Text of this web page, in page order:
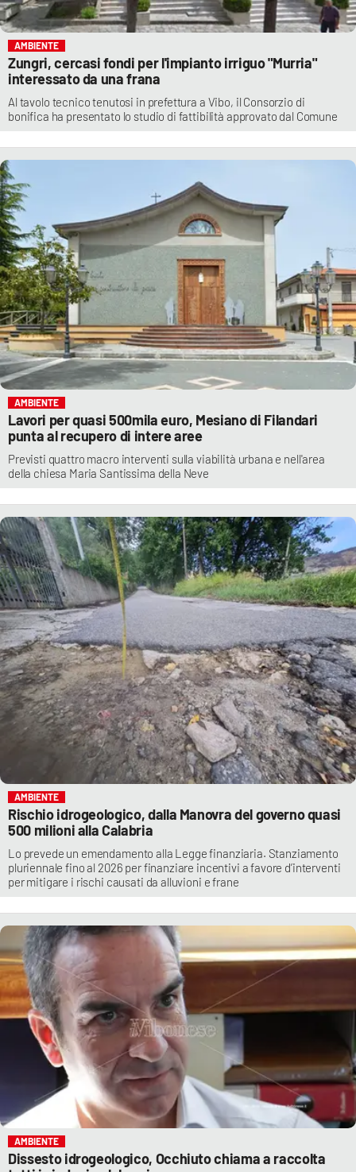
AMBIENTE
Zungri, cercasi fondi per l'impianto irriguo "Murria"
interessato da una frana
Al tavolo tecnico tenutosi in prefettura a Vibo, il Consorzio di
bonifica ha presentato lo studio di fattibilità approvato dal Comune
AMBIENTE
Lavori per quasi 500mila euro, Mesiano di Filandari
punta al recupero di intere aree
Previsti quattro macro interventi sulla viabilità urbana e nell'area
della chiesa Maria Santissima della Neve
AMBIENTE
Rischio idrogeologico, dalla Manovra del governo quasi
500 milioni alla Calabria
Lo prevede un emendamento alla Legge finanziaria. Stanziamento
pluriennale fino al 2026 per finanziare incentivi a favore d’interventi
per mitigare i rischi causati da alluvioni e frane
AMBIENTE
Dissesto idrogeologico, Occhiuto chiama a raccolta